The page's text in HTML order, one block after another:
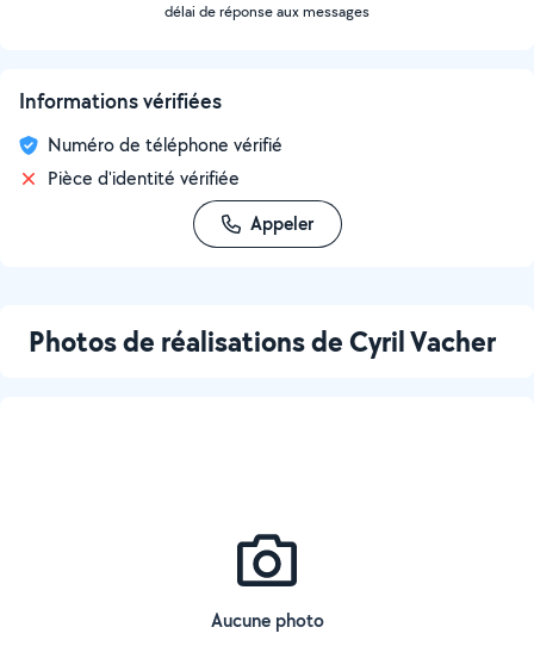
délai de réponse aux messages
Informations vérifiées
Numéro de téléphone vérifié
Pièce d'identité vérifiée
Appeler
Photos de réalisations de Cyril Vacher
Aucune photo